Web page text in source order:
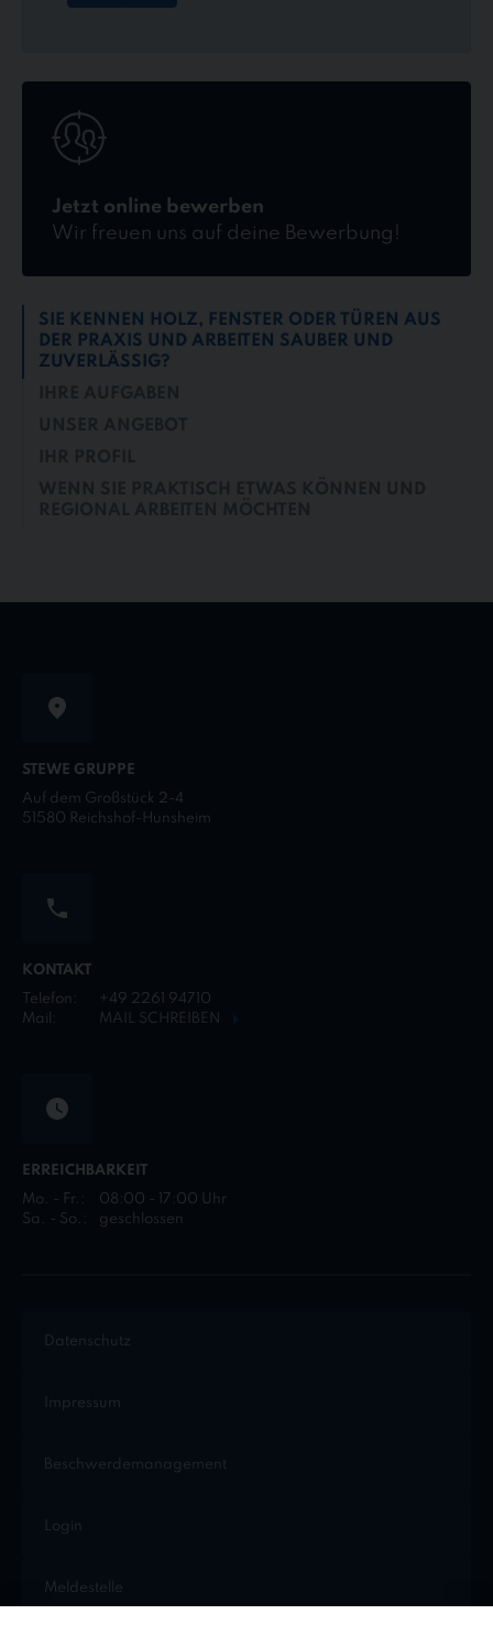
Jetzt online bewerben
Wir freuen uns auf deine Bewerbung!
online
bewerben
SIE KENNEN HOLZ, FENSTER ODER TÜREN AUS
DER PRAXIS UND ARBEITEN SAUBER UND
ZUVERLÄSSIG?
STEWE GRUPPE
Auf dem Großstück 2-4
51580 Reichshof-Hunsheim
KONTAKT
Telefon:
+49 2261 94710
Mail:
MAIL SCHREIBEN
ERREICHBARKEIT
Mo. - Fr.:
08:00 - 17:00 Uhr
Sa. - So.:
geschlossen
Datenschutz
Impressum
Beschwerdemanagement
Login
Meldestelle